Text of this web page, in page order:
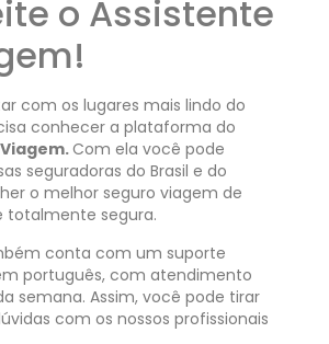
o Assistente
com os lugares mais lindo do
conhecer a plataforma do
Com ela você pode
seguradoras do Brasil e do
o melhor seguro viagem de
totalmente segura.
conta com um suporte
português, com atendimento
semana. Assim, você pode tirar
com os nossos profissionais